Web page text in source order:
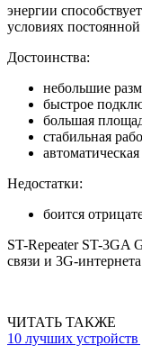
энергии
условиях
Достоинства:
небольшие
быстрое
большая
стабильная
Недостатки:
боится
ST-Repeater ST-3GA
связи и 3G-
ЧИТАТЬ ТАКЖЕ
10 лучших устройств